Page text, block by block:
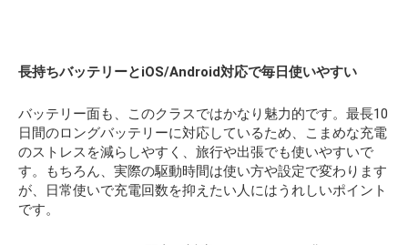
長持ちバッテリーとiOS/Android対応で毎日使いやすい
バッテリー面も、このクラスではかなり魅力的です。最長10
日間のロングバッテリーに対応しているため、こまめな充電
のストレスを減らしやすく、旅行や出張でも使いやすいで
す。もちろん、実際の駆動時間は使い方や設定で変わります
が、日常使いで充電回数を抑えたい人にはうれしいポイント
です。